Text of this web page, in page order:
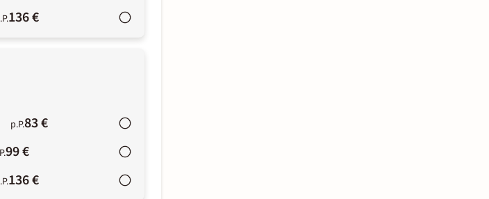
136 €
p.P.83 €
99 €
136 €